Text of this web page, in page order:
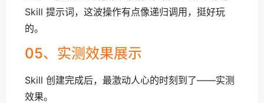
Skill 提示词，这波操作有点像递归调用，挺好玩
的。
05、实测效果展示
Skill 创建完成后，最激动人心的时刻到了——实测
效果。